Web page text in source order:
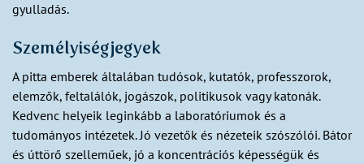
gyulladás.
Személyiségjegyek
A pitta emberek általában tudósok, kutatók, professzorok,
elemzők, feltalálók, jogászok, politikusok vagy katonák.
Kedvenc helyeik leginkább a laboratóriumok és a
tudományos intézetek. Jó vezetők és nézeteik szószólói. Bátor
és úttörő szelleműek, jó a koncentrációs képességük és